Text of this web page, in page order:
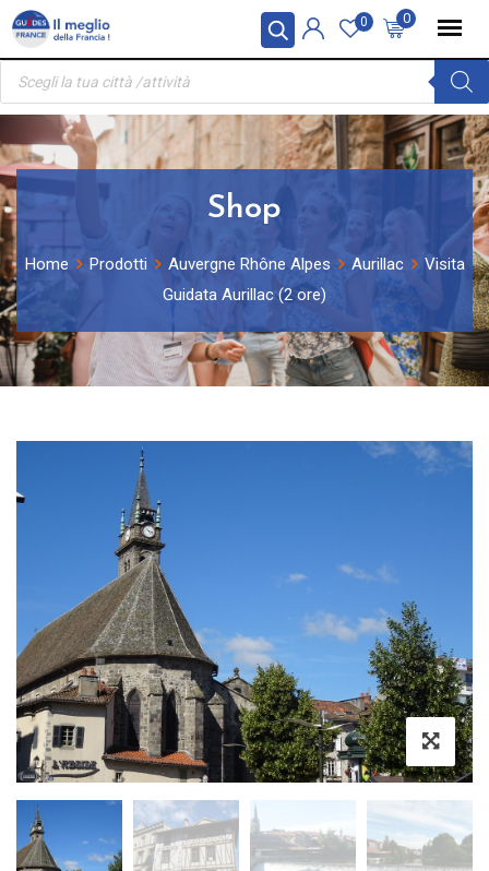
Pannello di gestione dei cookies
Skip
content
0
0
Ricerca
prodotti
Shop
Home Prodotti Auvergne Rhône Alpes Aurillac
Visita
Guidata Aurillac (2 ore)